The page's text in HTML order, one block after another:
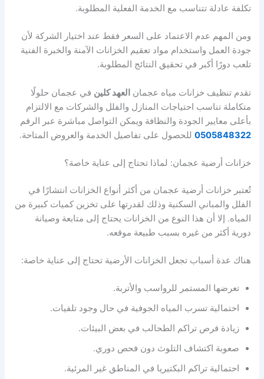
تكلفة عادلة تتناسب مع الخدمة الفعلية المطلوبة.
ومن المهم عدم الاعتماد على السعر فقط عند اختيار الشركة لأن
جودة العمل واستخدام مواد تعقيم الخزانات الآمنة والخبرة الفنية
تلعب دورًا أكبر في تحقيق النتائج المطلوبة.
تقدم تنظيف خزانات مياه عجمان العهد كلين في عجمان حلولًا
متكاملة تناسب احتياجات المنازل والفلل والشركات مع الالتزام
بأعلى معايير الجودة والنظافة ويمكن التواصل مباشرة عبر الرقم
0505848322 للحصول على تفاصيل الخدمة والعروض المتاحة.
خزانات أرضية عجمان: لماذا تحتاج إلى عناية خاصة؟
تُعتبر خزانات أرضية عجمان من أكثر أنواع الخزانات انتشارًا في
الفلل والمباني السكنية وذلك لقدرتها على تخزين كميات كبيرة من
المياه. إلا أن هذا النوع من الخزانات يحتاج إلى متابعة وصيانة
دورية أكثر من غيره بسبب طبيعة موقعه.
هناك عدة أسباب تجعل الخزانات الأرضية تحتاج إلى عناية خاصة:
تعرضها المستمر للرواسب والأتربة.
احتمالية تسرب المياه الجوفية في حال وجود تلفيات.
زيادة فرص تراكم الطحالب في بعض البيئات.
صعوبة اكتشاف التلوث دون فحص دوري.
احتمالية تراكم البكتيريا في المناطق غير المرئية.